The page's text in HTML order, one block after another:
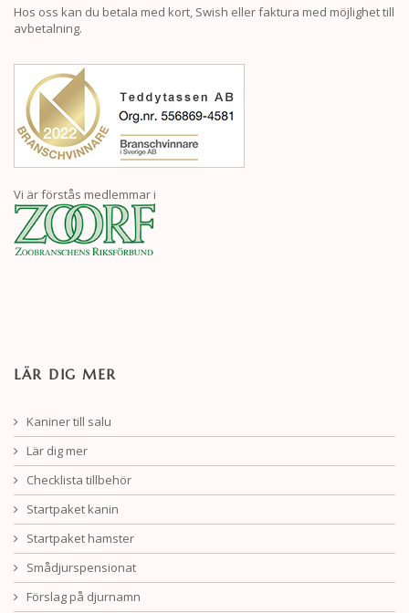
Hos oss kan du betala med kort, Swish eller faktura med möjlighet till
avbetalning.
Vi är förstås medlemmar i
LÄR DIG MER
Kaniner till salu
Lär dig mer
Checklista tillbehör
Startpaket kanin
Startpaket hamster
Smådjurspensionat
Förslag på djurnamn